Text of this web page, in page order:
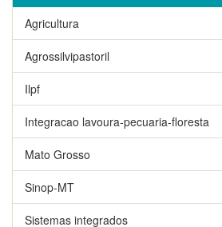
Agricultura
Agrossilvipastoril
Ilpf
Integracao lavoura-pecuaria-floresta
Mato Grosso
Sinop-MT
Sistemas integrados